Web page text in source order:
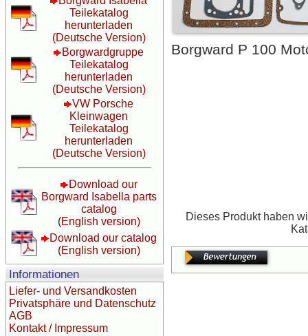
Teilekatalog
herunterladen
(Deutsche Version)
Borgwardgruppe
Teilekatalog
herunterladen
(Deutsche Version)
VW Porsche
Kleinwagen
Teilekatalog
herunterladen
(Deutsche Version)
Download our
Borgward Isabella parts
catalog
(English version)
Download our catalog
(English version)
Informationen
Liefer- und Versandkosten
Privatsphäre und Datenschutz
AGB
Kontakt / Impressum
Borgward P 100
Dieses Produkt haben